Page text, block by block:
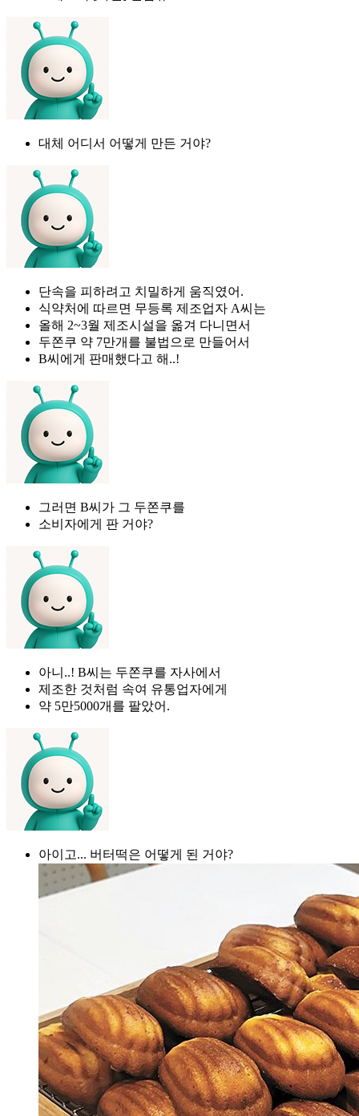
대체 어디서 어떻게 만든 거야?
단속을 피하려고 치밀하게 움직였어.
식약처에 따르면 무등록 제조업자 A씨는
올해 2~3월 제조시설을 옮겨 다니면서
두쫀쿠 약 7만개를 불법으로 만들어서
B씨에게 판매했다고 해..!
그러면 B씨가 그 두쫀쿠를
소비자에게 판 거야?
아니..! B씨는 두쫀쿠를 자사에서
제조한 것처럼 속여 유통업자에게
약 5만5000개를 팔았어.
아이고... 버터떡은 어떻게 된 거야?